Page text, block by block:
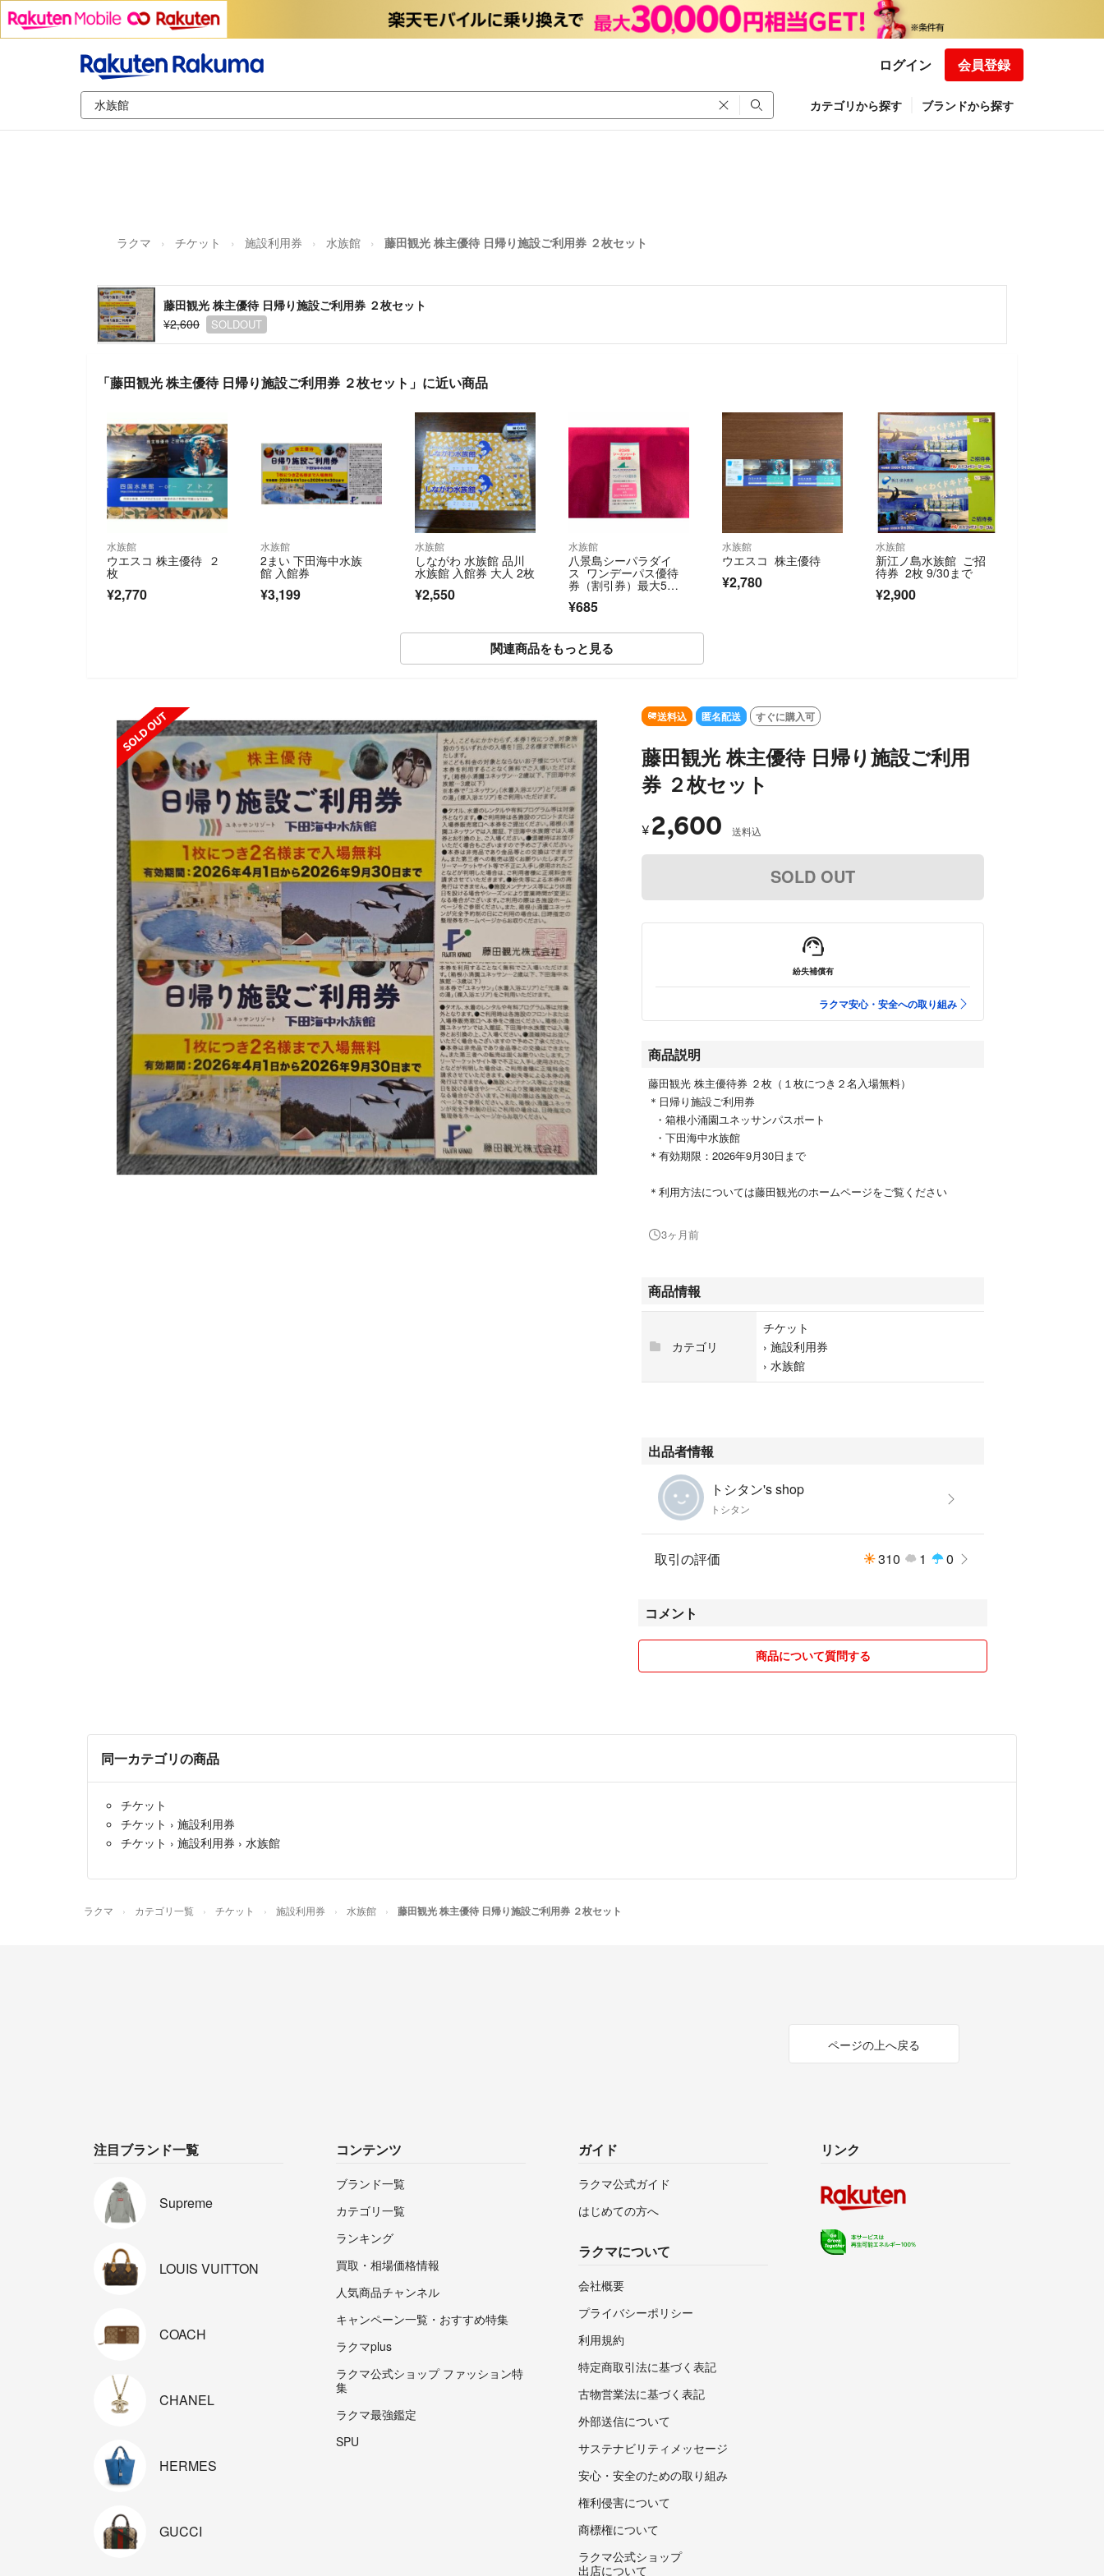
ログイン 会員登録
カテゴリから探す ブランドから探す
ラクマ チケット 施設利用券 水族館 藤田観光 株主優待 日帰り施設ご利用券 ２枚セット
藤田観光 株主優待 日帰り施設ご利用券 ２枚セット
¥2,600
SOLDOUT
「藤田観光 株主優待 日帰り施設ご利用券 ２枚セット」に近い商品
水族館
ウエスコ 株主優待 ２
枚
¥2,770
水族館
2まい 下田海中水族
館 入館券
¥3,199
水族館
しながわ 水族館 品川
水族館 入館券 大人 2枚
¥2,550
水族館
八景島シーパラダイ
ス ワンデーパス優待
券（割引券）最大5名
で合計4500円引に
¥685
水族館
ウエスコ 株主優待
¥2,780
水族館
新江ノ島水族館 ご招
待券 2枚 9/30まで
¥2,900
関連商品をもっと見る
送料込 匿名配送 すぐに購入可
藤田観光 株主優待 日帰り施設ご利用
券 ２枚セット
¥ 2,600 送料込
SOLD OUT
紛失補償有
ラクマ安心・安全への取り組み
商品説明
藤田観光 株主優待券 ２枚（１枚につき２名入場無料）
＊日帰り施設ご利用券
・箱根小涌園ユネッサンパスポート
・下田海中水族館
＊有効期限：2026年9月30日まで
＊利用方法については藤田観光のホームページをご覧ください
3ヶ月前
商品情報
カテゴリ
チケット
› 施設利用券
› 水族館
出品者情報
トシタン's shop
トシタン
取引の評価 310 1 0
コメント
商品について質問する
同一カテゴリの商品
チケット
チケット › 施設利用券
チケット › 施設利用券 › 水族館
ラクマ カテゴリ一覧 チケット 施設利用券 水族館 藤田観光 株主優待 日帰り施設ご利用券 ２枚セット
ページの上へ戻る
注目ブランド一覧
Supreme
LOUIS VUITTON
COACH
CHANEL
HERMES
GUCCI
コンテンツ
ブランド一覧
カテゴリ一覧
ランキング
買取・相場価格情報
人気商品チャンネル
キャンペーン一覧・おすすめ特集
ラクマplus
ラクマ公式ショップ ファッション特
集
ラクマ最強鑑定
SPU
ガイド
ラクマ公式ガイド
はじめての方へ
ラクマについて
会社概要
プライバシーポリシー
利用規約
特定商取引法に基づく表記
古物営業法に基づく表記
外部送信について
サステナビリティメッセージ
安心・安全のための取り組み
権利侵害について
商標権について
ラクマ公式ショップ
出店について
リンク